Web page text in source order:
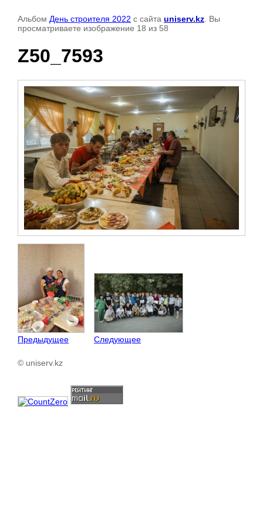
Альбом День строителя 2022 с сайта uniserv.kz . Вы
просматриваете изображение 18 из 58
Z50_7593
Предыдущее Следующее
© uniserv.kz